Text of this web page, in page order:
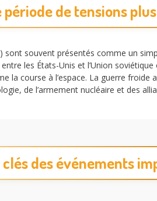
de tensions
sont souvent présentés comme un
les États-Unis et l’Union
course à l’espace. La guerre froide
de l’armement nucléaire et des
des événements